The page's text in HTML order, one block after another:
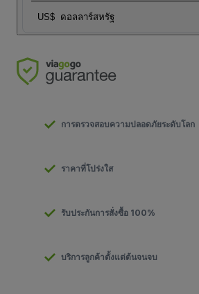
US$ ดอลลาร์สหรัฐ
การตรวจสอบความปลอดภัยระดับโลก
ราคาที่โปร่งใส
รับประกันการสั่งซื้อ 100%
บริการลูกค้าตั้งแต่ต้นจนจบ